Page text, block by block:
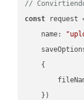
// Convirtiendo
const request
name:
    {
    })